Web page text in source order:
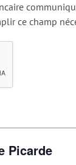
ce champ
Picarde